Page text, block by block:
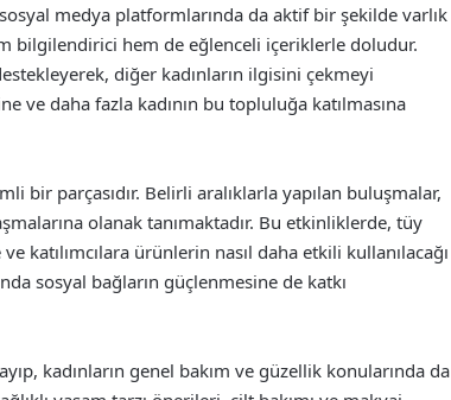
medya platformlarında da aktif bir şekilde varlık
bilgilendirici hem de eğlenceli içeriklerle doludur.
diğer kadınların ilgisini çekmeyi
ve daha fazla kadının bu topluluğa katılmasına
bir parçasıdır. Belirli aralıklarla yapılan buluşmalar,
olanak tanımaktadır. Bu etkinliklerde, tüy
ürünlerin nasıl daha etkili kullanılacağı
sosyal bağların güçlenmesine de katkı
kadınların genel bakım ve güzellik konularında da